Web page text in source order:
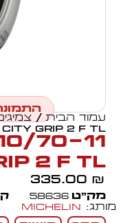
עמוד הבית/
GRIP 2 F TL
2 F TL
335.00 ₪
מק״ט58636
מותג: Michelin